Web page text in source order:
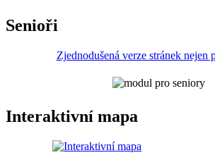
Senioři
Zjednodušená verze stránek nejen
Interaktivní mapa